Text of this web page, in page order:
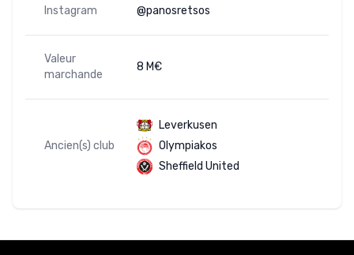
Instagram @panosretsos
Valeur
marchande
8 M€
Ancien(s) club
Leverkusen
Olympiakos
Sheffield United